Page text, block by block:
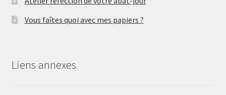
Vous faîtes quoi avec mes papiers ?
Liens annexes